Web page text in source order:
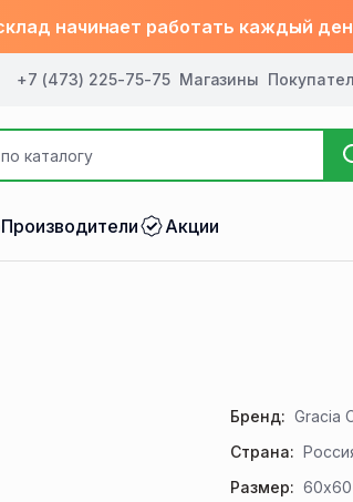
начинает работать каждый
+7 (473) 225-75-75 Магазины
Производители Акции
Бренд: Gracia
Страна:
Размер: